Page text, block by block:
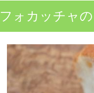
フォカッチャ